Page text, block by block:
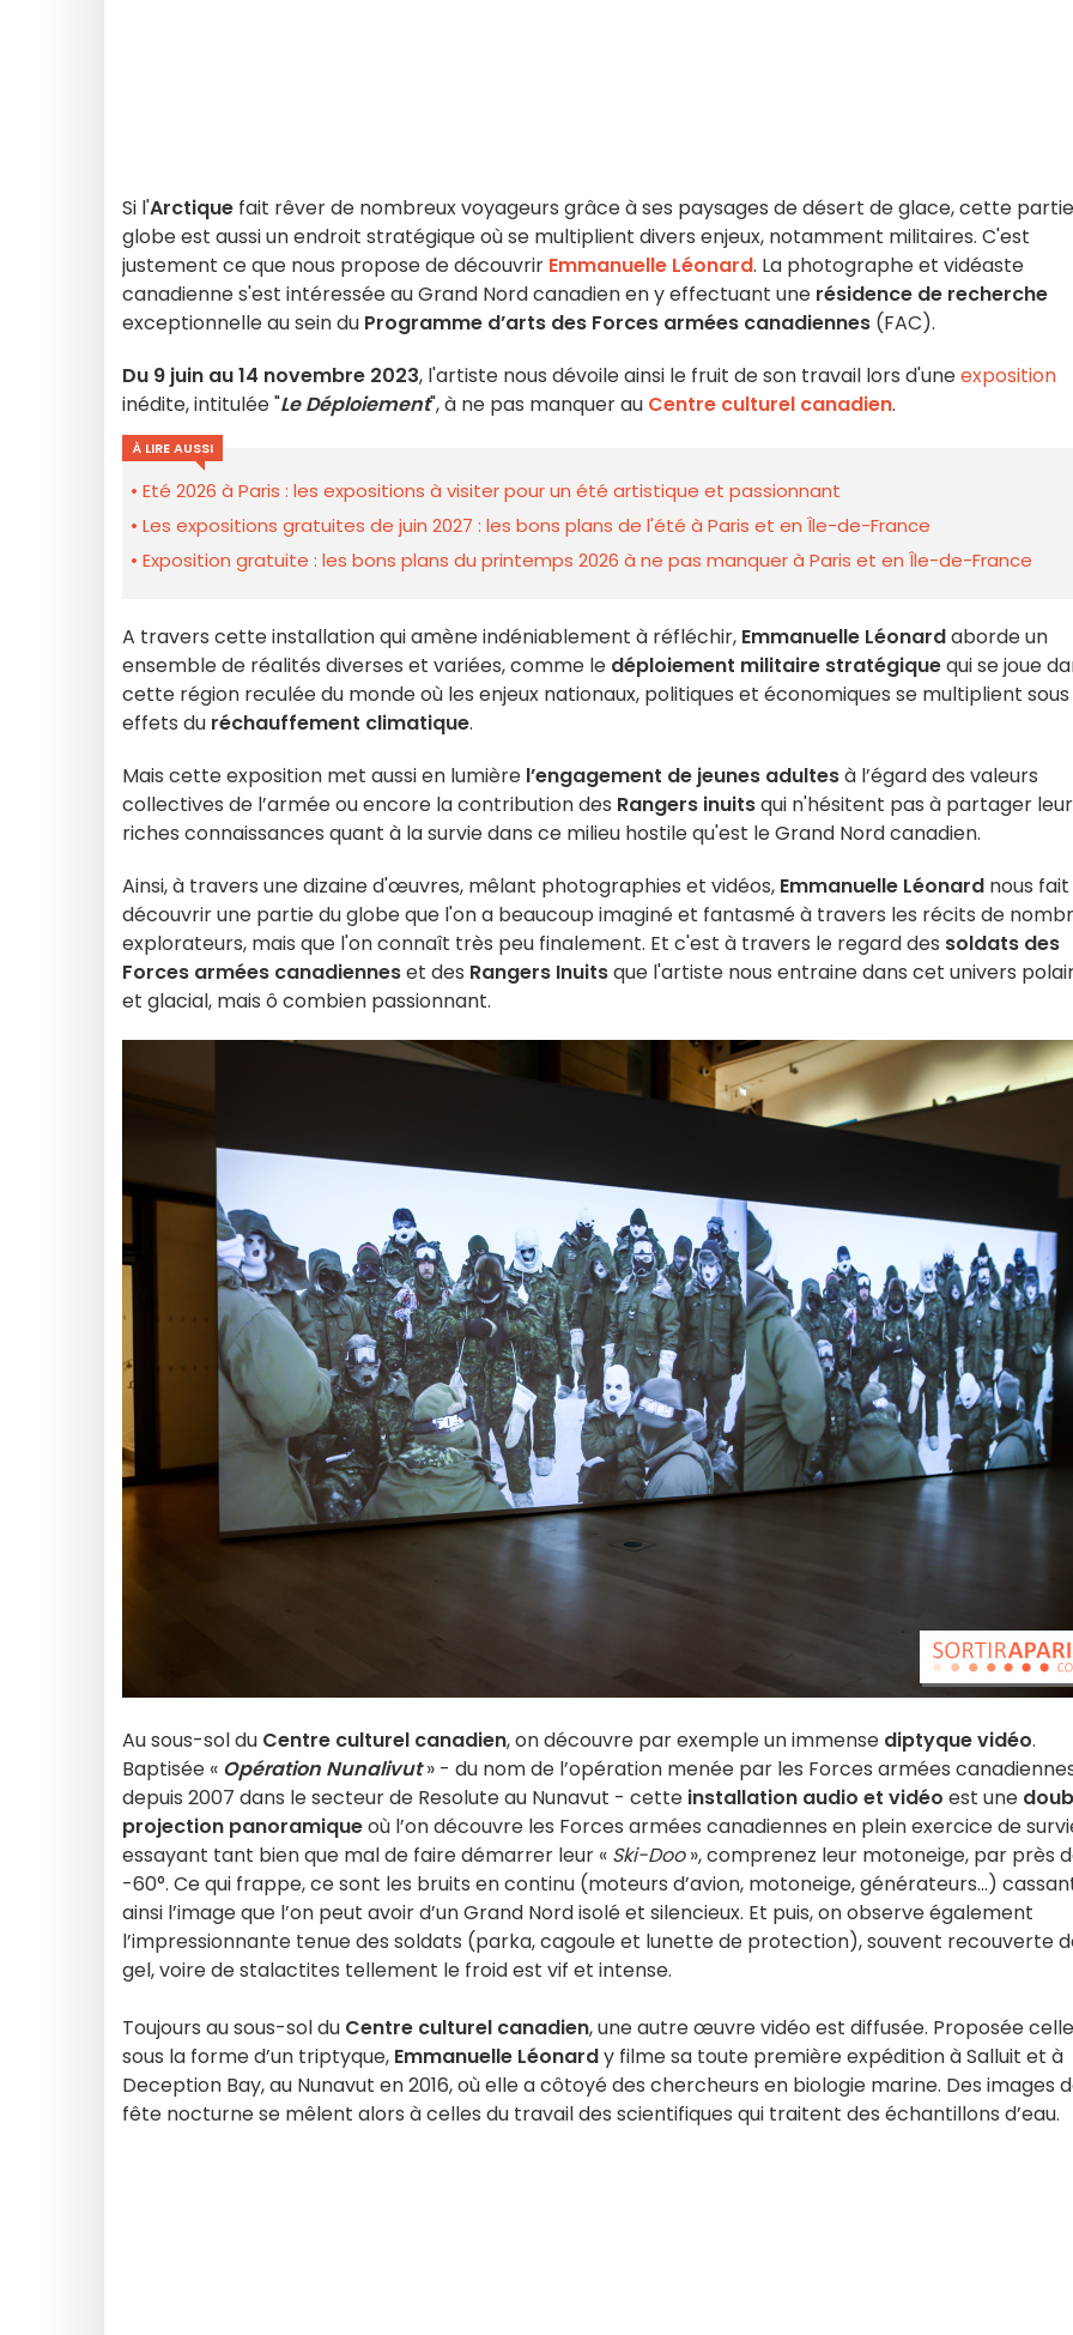
Si l'Arctique fait rêver de nombreux voyageurs grâce à ses paysages de désert de glace, cette
globe est aussi un endroit stratégique où se multiplient divers enjeux, notamment militaires. C'est
justement ce que nous propose de découvrir Emmanuelle Léonard. La photographe et vidéaste
canadienne s'est intéressée au Grand Nord canadien en y effectuant une résidence de recherche
exceptionnelle au sein du Programme d’arts des Forces armées canadiennes (FAC).
Du 9 juin au 14 novembre 2023, l'artiste nous dévoile ainsi le fruit de son travail lors d'uneexposition
inédite, intitulée "Le Déploiement", à ne pas manquer au Centre culturel canadien.
À LIRE AUSSI
Eté 2026 à Paris : les expositions à visiter pour un été artistique et passionnant
Les expositions gratuites de juin 2027 : les bons plans de l'été à Paris et en Île-de-France
Exposition gratuite : les bons plans du printemps 2026 à ne pas manquer à Paris et en Île-de-France
A travers cette installation qui amène indéniablement à réfléchir, Emmanuelle Léonardaborde un
ensemble de réalités diverses et variées, comme le déploiement militaire stratégiquequi se joue
cette région reculée du monde où les enjeux nationaux, politiques et économiques se multiplient sous
effets du réchauffement climatique.
Mais cette exposition met aussi en lumière l’engagement de jeunes adultesà l’égard des valeurs
collectives de l’armée ou encore la contribution des Rangers inuitsqui n'hésitent pas à partager
riches connaissances quant à la survie dans ce milieu hostile qu'est le Grand Nord canadien.
Ainsi, à travers une dizaine d'œuvres, mêlant photographies et vidéos, Emmanuelle Léonard nous fait
découvrir une partie du globe que l'on a beaucoup imaginé et fantasmé à travers les récits de
explorateurs, mais que l'on connaît très peu finalement. Et c'est à travers le regard des soldats des
Forces armées canadienneset des Rangers Inuitsque l'artiste nous entraine dans cet univers
et glacial, mais ô combien passionnant.
Au sous-sol du Centre culturel canadien, on découvre par exemple un immense diptyque vidéo.
Baptisée « Opération Nunalivut » - du nom de l’opération menée par les Forces armées
depuis 2007 dans le secteur de Resolute au Nunavut - cette installation audio et vidéo est une
projection panoramiqueoù l’on découvre les Forces armées canadiennes en plein exercice de
essayant tant bien que mal de faire démarrer leur « Ski-Doo», comprenez leur motoneige, par près
-60°. Ce qui frappe, ce sont les bruits en continu (moteurs d’avion, motoneige, générateurs...)
ainsi l’image que l’on peut avoir d’un Grand Nord isolé et silencieux. Et puis, on observe également
l’impressionnante tenue des soldats (parka, cagoule et lunette de protection), souvent recouverte
gel, voire de stalactites tellement le froid est vif et intense.
Toujours au sous-sol du Centre culturel canadien, une autre œuvre vidéo est diffusée. Proposée
sous la forme d’un triptyque, Emmanuelle Léonardy filme sa toute première expédition à Salluit et à
Deception Bay, au Nunavut en 2016, où elle a côtoyé des chercheurs en biologie marine. Des images
fête nocturne se mêlent alors à celles du travail des scientifiques qui traitent des échantillons d’eau.